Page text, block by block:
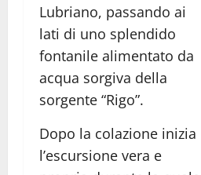
Lubriano, passando ai
lati di uno splendido
fontanile alimentato da
acqua sorgiva della
sorgente “Rigo”.
Dopo la colazione inizia
l’escursione vera e